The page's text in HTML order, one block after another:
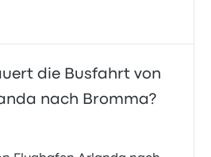
die Busfahrt von
nach Bromma?